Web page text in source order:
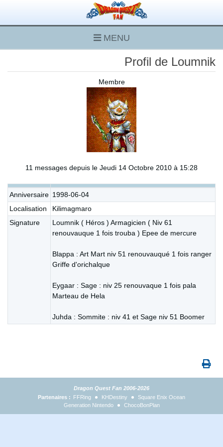
MENU
Profil de Loumnik
Membre
11 messages depuis le Jeudi 14 Octobre 2010 à 15:28
Anniversaire 1998-06-04
Localisation
Kilimagmaro
Signature
Loumnik ( Héros ) Armagicien ( Niv 61
renouvauque 1 fois trouba ) Epee de mercure
Blappa : Art Mart niv 51 renouvauqué 1 fois ranger
Griffe d'orichalque
Eygaar : Sage : niv 25 renouvaque 1 fois pala
Marteau de Hela
Juhda : Sommite : niv 41 et Sage niv 51 Boomer
Dragon Quest Fan 2006-2026
Partenaires : FFRing KHDestiny
Square Enix Ocean
Generation Nintendo
ChocoBonPlan